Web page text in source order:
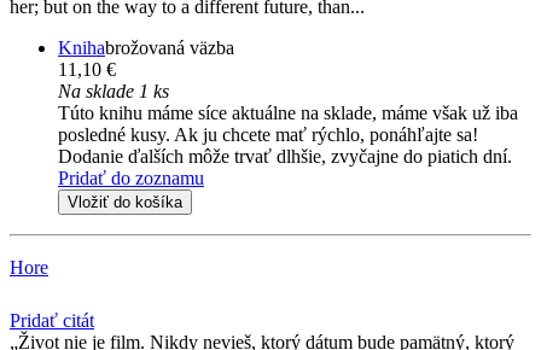
her; but on the way to a different future, than...
Knihabrožovaná väzba
11,10 €
Na sklade 1 ks
Túto knihu máme síce aktuálne na sklade, máme však už iba
posledné kusy. Ak ju chcete mať rýchlo, ponáhľajte sa!
Dodanie ďalších môže trvať dlhšie, zvyčajne do piatich dní.
Pridať do zoznamu
Vložiť do košíka
Hore
Pridať citát
Život nie je film. Nikdy nevieš, ktorý dátum bude pamätný, ktorý